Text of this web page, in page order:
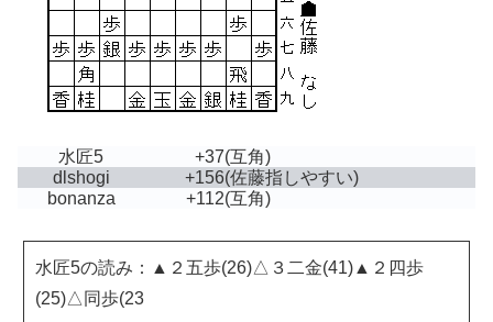
水匠5 +37(互角)
dlshogi
+156(佐藤指しやすい)
bonanza
+112(互角)
水匠5の読み：▲２五歩(26)△３二金(41)▲２四歩
(25)△同歩(23